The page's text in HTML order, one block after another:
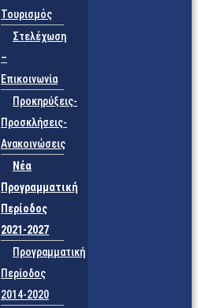
Τουρισμός
Στελέχωση
–
Επικοινωνία
Προκηρύξεις-
Προσκλήσεις-
Ανακοινώσεις
Νέα
Προγραμματική
Περίοδος
2021-2027
Προγραμματική
Περίοδος
2014-2020